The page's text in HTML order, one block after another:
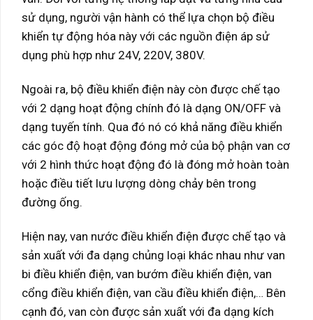
sử dụng, người vận hành có thể lựa chọn bộ điều
khiển tự động hóa này với các nguồn điện áp sử
dụng phù hợp như 24V, 220V, 380V.
Ngoài ra, bộ điều khiển điện này còn được chế tạo
với 2 dạng hoạt động chính đó là dạng ON/OFF và
dạng tuyến tính. Qua đó nó có khả năng điều khiển
các góc độ hoạt động đóng mở của bộ phận van cơ
với 2 hình thức hoạt động đó là đóng mở hoàn toàn
hoặc điều tiết lưu lượng dòng chảy bên trong
đường ống.
Hiện nay, van nước điều khiển điện được chế tạo và
sản xuất với đa dạng chủng loại khác nhau như van
bi điều khiển điện, van bướm điều khiển điện, van
cổng điều khiển điện, van cầu điều khiển điện,… Bên
cạnh đó, van còn được sản xuất với đa dạng kích